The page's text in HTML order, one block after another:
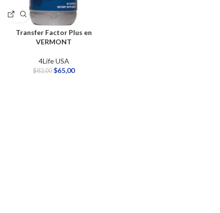
Transfer Factor Plus en
VERMONT
4Life USA
$82,00 $65,00